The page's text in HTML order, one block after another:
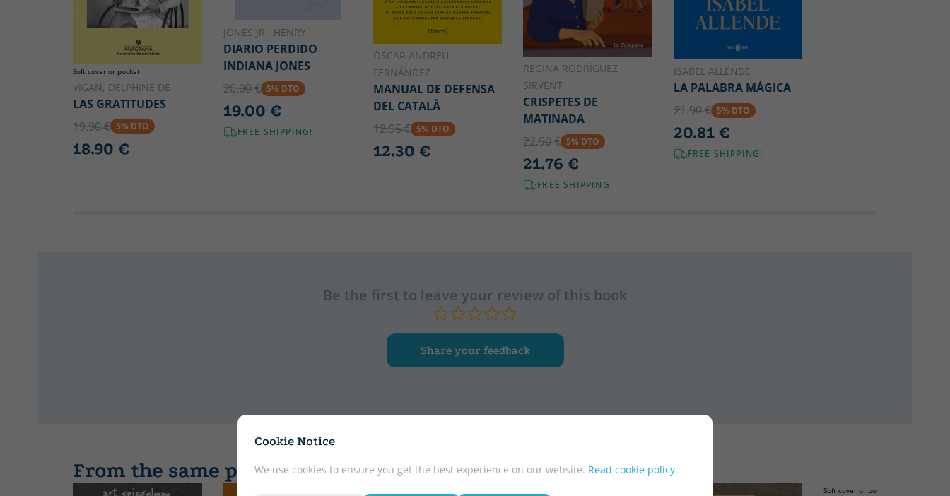
Cookie Notice
We use cookies to ensure you get the best experience on our website. Read cookie policy.
Soft cover or pocket
VIGAN, DELPHINE DE
LAS GRATITUDES
19.90 € 5% DTO
18.90 €
JONES JR., HENRY
DIARIO PERDIDO
INDIANA JONES
20.00 € 5% DTO
19.00 €
FREE SHIPPING!
ÒSCAR ANDREU
FERNÁNDEZ
MANUAL DE DEFENSA
DEL CATALÀ
12.95 € 5% DTO
12.30 €
REGINA RODRÍGUEZ
SIRVENT
CRISPETES DE
MATINADA
22.90 € 5% DTO
21.76 €
FREE SHIPPING!
ISABEL ALLENDE
LA PALABRA MÁGICA
21.90 € 5% DTO
20.81 €
FREE SHIPPING!
Be the first to leave your review of this book
Share your feedback
From the same publisher
Soft cover or pocket